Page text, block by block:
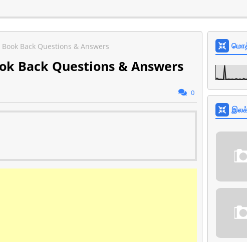
Back Questions & Answers
Back Questions & Answers
0